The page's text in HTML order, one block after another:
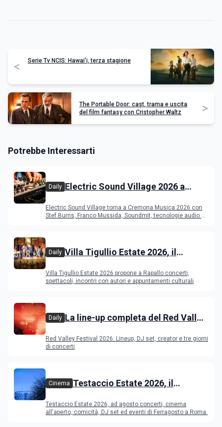
< Serie Tv NCIS: Hawai’i, terza stagione
The Portable Door: cast, trama e uscita
del film fantasy con Cristopher Waltz
>
Potrebbe Interessarti
Daily Electric Sound Village 2026 a
Young Band Contest, il programma
Electric Sound Village torna a Cremona Musica 2026 con
Stef Burns, Franco Mussida, Soundmit, tecnologie audio e
Daily Villa Tigullio Estate 2026, il
Villa Tigullio Estate 2026 propone a Rapallo concerti,
spettacoli, incontri con autori e appuntamenti culturali
Daily La line-up completa del Red Valley
Red Valley Festival 2026: Lineup, DJ set, creator e tre giorni
di concerti
Cinema Testaccio Estate 2026, il
Ferragosto
Testaccio Estate 2026, ad agosto concerti, cinema
all'aperto, comicità, DJ set ed eventi di Ferragosto a Roma.